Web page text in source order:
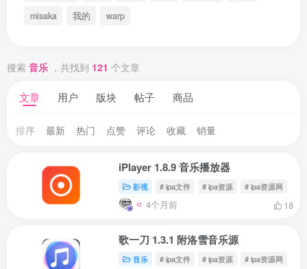
misaka
我的 warp
搜索 音乐 ，共找到 121 个文章
文章 用户 版块 帖子 商品
排序 最新 热门 点赞 评论 收藏 销量
iPlayer 1.8.9 音乐播放器
影视 # ipa文件 # ipa资源 # ipa资源网
4个月前 18
歌一刀 1.3.1 附洛雪音乐源
音乐 # ipa文件 # ipa资源 # ipa资源网